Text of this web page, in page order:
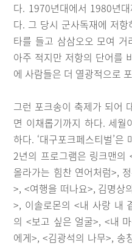
다. 1970년대에서 1980년
다. 그 당시 군사독재에 저
타를 들고 삼삼오오 모여
아주 적지만 저항의 단어를
에 사람들은 더 열광적으로
그런 포크송이 축제가 되어
면 이채롭기까지 하다. 세월
하다. ‘대구포크페스티벌’
2년의 프로그램은 링크맨의
올라가는 힘찬 연어처럼>,
>, <여행을 떠나요>, 김명상
>, 이솔로몬의 <내 사랑 내
의 <보고 싶은 얼굴>, <내
에게>, <김광석의 나무>, 송